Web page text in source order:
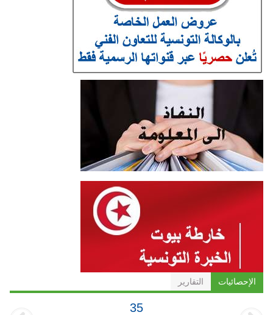
الإحصائيات التقارير
35